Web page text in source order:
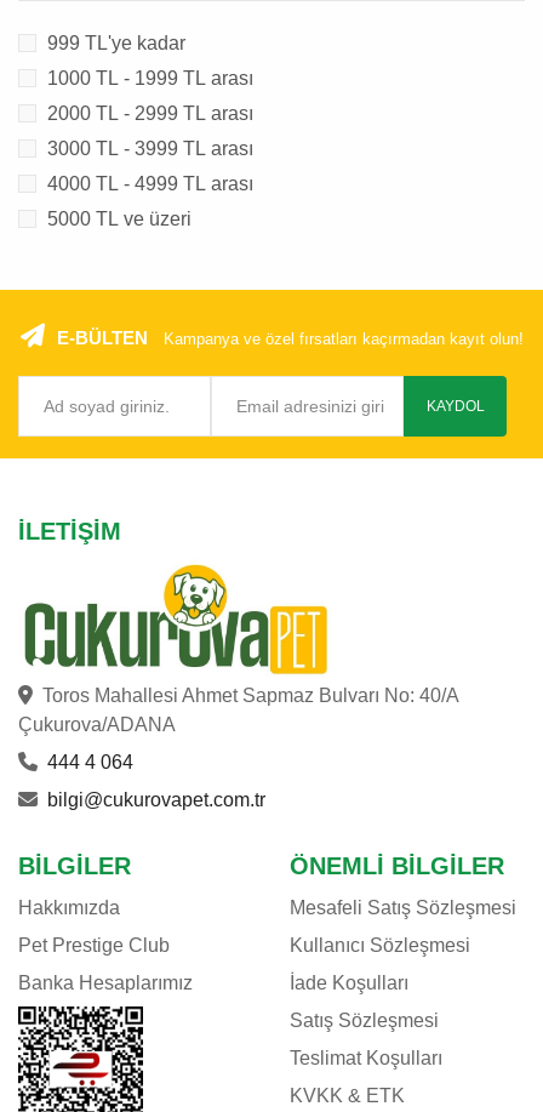
999 TL'ye kadar
1000 TL - 1999 TL arası
2000 TL - 2999 TL arası
3000 TL - 3999 TL arası
4000 TL - 4999 TL arası
5000 TL ve üzeri
E-BÜLTEN Kampanya ve özel fırsatları kaçırmadan kayıt olun!
KAYDOL
İLETIŞIM
Toros Mahallesi Ahmet Sapmaz Bulvarı No: 40/A
Çukurova/ADANA
444 4 064
bilgi@cukurovapet.com.tr
BILGILER
Hakkımızda
Pet Prestige Club
Banka Hesaplarımız
ÖNEMLI BILGILER
Mesafeli Satış Sözleşmesi
Kullanıcı Sözleşmesi
İade Koşulları
Satış Sözleşmesi
Teslimat Koşulları
KVKK & ETK